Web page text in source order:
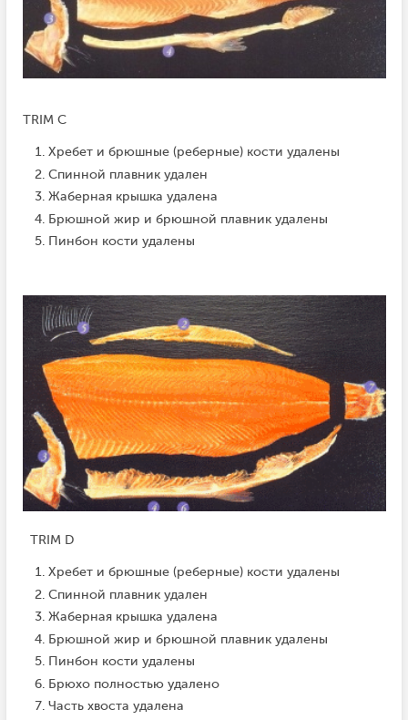
TRIM C
Хребет и брюшные (реберные) кости удалены
Спинной плавник удален
Жаберная крышка удалена
Брюшной жир и брюшной плавник удалены
Пинбон кости удалены
TRIM D
Хребет и брюшные (реберные) кости удалены
Спинной плавник удален
Жаберная крышка удалена
Брюшной жир и брюшной плавник удалены
Пинбон кости удалены
Брюхо полностью удалено
Часть хвоста удалена